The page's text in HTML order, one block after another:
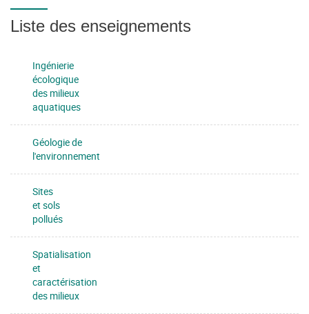
Liste des enseignements
Ingénierie
écologique
des milieux
aquatiques
Géologie de
l'environnement
Sites
et sols
pollués
Spatialisation
et
caractérisation
des milieux